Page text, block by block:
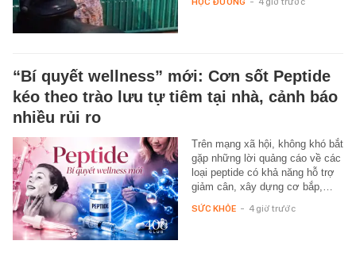
“Bí quyết wellness” mới: Cơn sốt Peptide
kéo theo trào lưu tự tiêm tại nhà, cảnh báo
nhiều rủi ro
Trên mạng xã hội, không khó bắt
gặp những lời quảng cáo về các
loại peptide có khả năng hỗ trợ
giảm cân, xây dựng cơ bắp,…
SỨC KHỎE - 4 giờ trước